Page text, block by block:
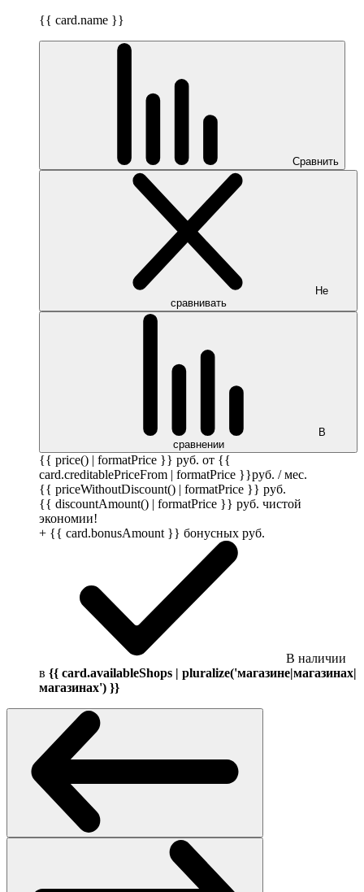
{{ card.name }}
Сравнить
Не
сравнивать
В
сравнении
{{ price() | formatPrice }} руб. от {{
card.creditablePriceFrom | formatPrice }}руб. / мес.
{{ priceWithoutDiscount() | formatPrice }} руб.
{{ discountAmount() | formatPrice }} руб. чистой
экономии!
+ {{ card.bonusAmount }} бонусных руб.
В наличии
в {{ card.availableShops | pluralize('магазине|магазинах|
магазинах') }}